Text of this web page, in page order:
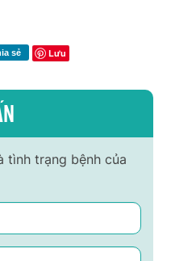
sẻ Lưu
tình trạng bệnh của